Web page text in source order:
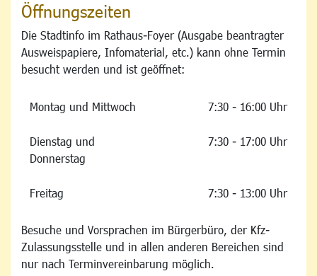
Öffnungszeiten
Die Stadtinfo im Rathaus-Foyer (Ausgabe beantragter
Ausweispapiere, Infomaterial, etc.) kann ohne Termin
besucht werden und ist geöffnet:
Montag und Mittwoch 7:30 - 16:00 Uhr
Dienstag und
Donnerstag
7:30 - 17:00 Uhr
Freitag 7:30 - 13:00 Uhr
Besuche und Vorsprachen im Bürgerbüro, der Kfz-
Zulassungsstelle und in allen anderen Bereichen sind
nur nach Terminvereinbarung möglich.